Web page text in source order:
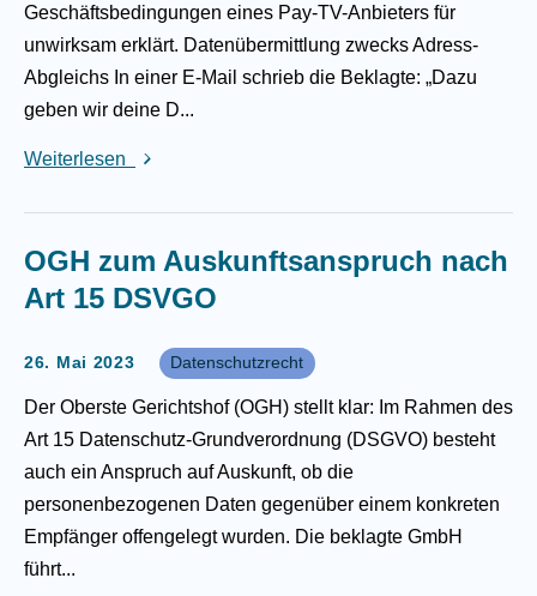
Geschäftsbedingungen eines Pay-TV-Anbieters für
unwirksam erklärt. Datenübermittlung zwecks Adress-
Abgleichs In einer E-Mail schrieb die Beklagte: „Dazu
geben wir deine D...
Weiterlesen
OGH zum Auskunftsanspruch nach
Art 15 DSVGO
26. Mai 2023 Datenschutzrecht
Der Oberste Gerichtshof (OGH) stellt klar: Im Rahmen des
Art 15 Datenschutz-Grundverordnung (DSGVO) besteht
auch ein Anspruch auf Auskunft, ob die
personenbezogenen Daten gegenüber einem konkreten
Empfänger offengelegt wurden. Die beklagte GmbH
führt...